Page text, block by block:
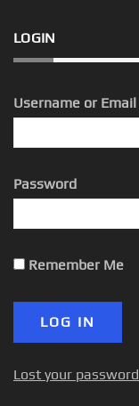
LOGIN
Username or
Password
Remember Me
Lost your